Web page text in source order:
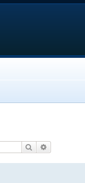
Szukaj